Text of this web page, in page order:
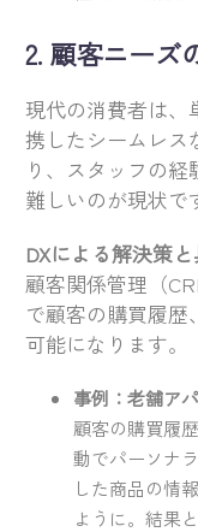
2. 顧客ニーズ
現代の消費者は、
携したシームレス
り、スタッフの
難しいのが現状で
DXによる解決策と
顧客関係管理（
で顧客の購買履
可能になります。
事例：老舗ア
顧客の購買履
動でパーソナ
した商品の情
ように。結果